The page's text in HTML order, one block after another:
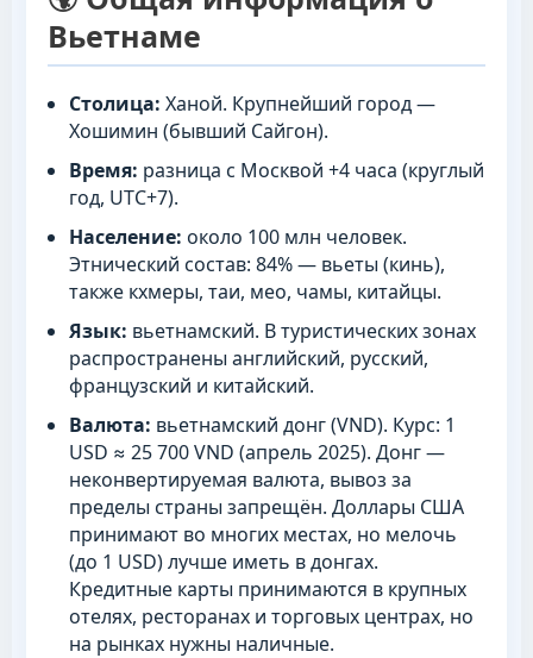
Вьетнаме
Столица: Ханой. Крупнейший город —
Хошимин (бывший Сайгон).
Время: разница с Москвой +4 часа (круглый
год, UTC+7).
Население: около 100 млн человек.
Этнический состав: 84% — вьеты (кинь),
также кхмеры, таи, мео, чамы, китайцы.
Язык: вьетнамский. В туристических зонах
распространены английский, русский,
французский и китайский.
Валюта: вьетнамский донг (VND). Курс: 1
USD ≈ 25 700 VND (апрель 2025). Донг —
неконвертируемая валюта, вывоз за
пределы страны запрещён. Доллары США
принимают во многих местах, но мелочь
(до 1 USD) лучше иметь в донгах.
Кредитные карты принимаются в крупных
отелях, ресторанах и торговых центрах, но
на рынках нужны наличные.